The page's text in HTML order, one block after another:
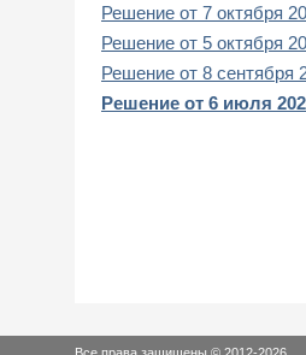
Решение от 7 октября
Решение от 5 октября
Решение от 8 сентября
Решение от 6 июля